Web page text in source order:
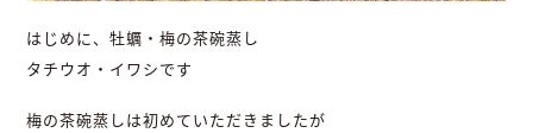
はじめに、牡蠣・梅の茶碗蒸し
タチウオ・イワシです
梅の茶碗蒸しは初めていただきましたが